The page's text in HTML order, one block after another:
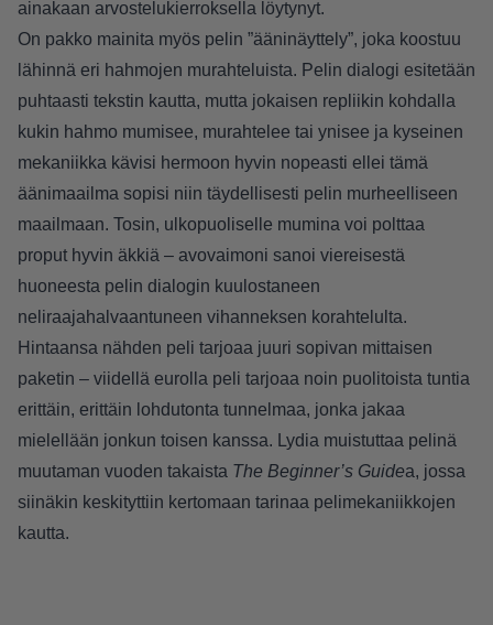
ainakaan arvostelukierroksella löytynyt.
On pakko mainita myös pelin ”ääninäyttely”, joka koostuu
lähinnä eri hahmojen murahteluista. Pelin dialogi esitetään
puhtaasti tekstin kautta, mutta jokaisen repliikin kohdalla
kukin hahmo mumisee, murahtelee tai ynisee ja kyseinen
mekaniikka kävisi hermoon hyvin nopeasti ellei tämä
äänimaailma sopisi niin täydellisesti pelin murheelliseen
maailmaan. Tosin, ulkopuoliselle mumina voi polttaa
proput hyvin äkkiä – avovaimoni sanoi viereisestä
huoneesta pelin dialogin kuulostaneen
neliraajahalvaantuneen vihanneksen korahtelulta.
Hintaansa nähden peli tarjoaa juuri sopivan mittaisen
paketin – viidellä eurolla peli tarjoaa noin puolitoista tuntia
erittäin, erittäin lohdutonta tunnelmaa, jonka jakaa
mielellään jonkun toisen kanssa. Lydia muistuttaa pelinä
muutaman vuoden takaista The Beginner’s Guidea, jossa
siinäkin keskityttiin kertomaan tarinaa pelimekaniikkojen
kautta.